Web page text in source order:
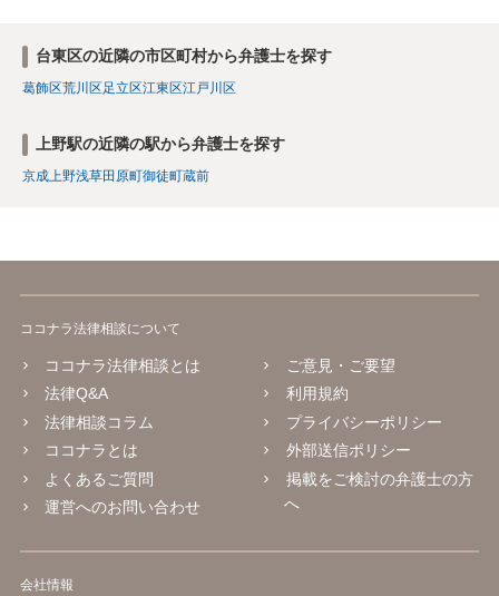
台東区の近隣の市区町村から弁護士を探す
葛飾区荒川区足立区江東区江戸川区
上野駅の近隣の駅から弁護士を探す
京成上野浅草田原町御徒町蔵前
ココナラ法律相談について
ココナラ法律相談とは
法律Q&A
法律相談コラム
ココナラとは
よくあるご質問
運営へのお問い合わせ
ご意見・ご要望
利用規約
プライバシーポリシー
外部送信ポリシー
掲載をご検討の弁護士の方
へ
会社情報